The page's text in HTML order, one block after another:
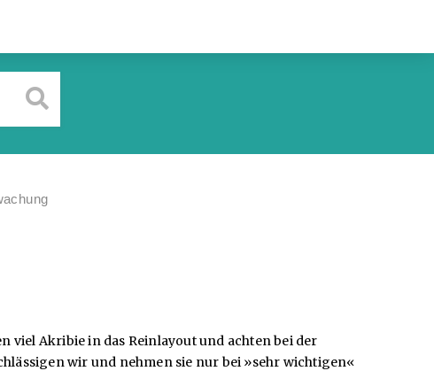
viel Akribie in das Reinlayout und achten bei der
wir und nehmen sie nur bei »sehr wichtigen«